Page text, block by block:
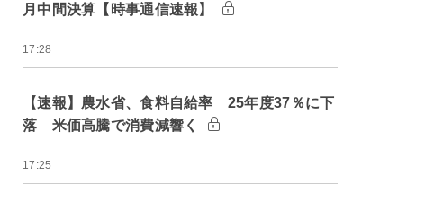
月中間決算【時事通信速報】
17:28
【速報】農水省、食料自給率 25年度37％に下
落 米価高騰で消費減響く
17:25